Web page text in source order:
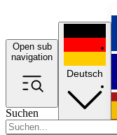
Open sub
navigation
Suchen
Deutsch